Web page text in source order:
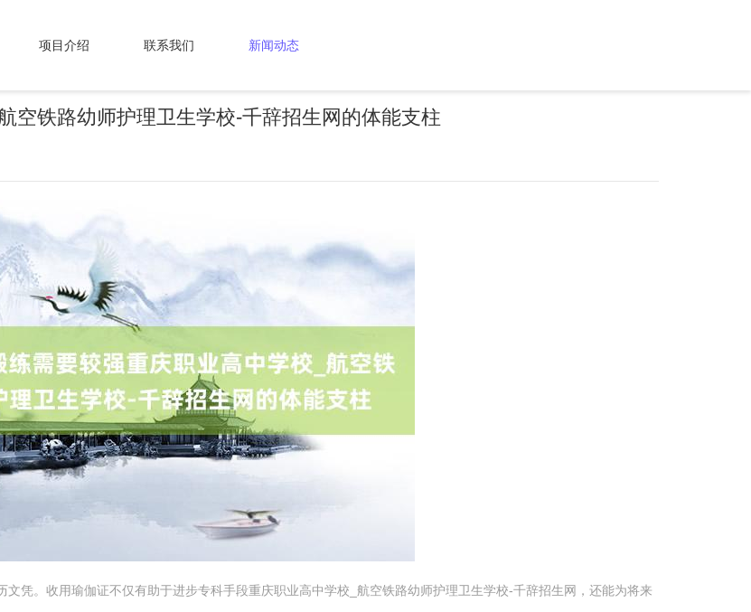
项目介绍 联系我们 新闻动态
空铁路幼师护理卫生学校-千辞招生网的体能支柱
凭。收用瑜伽证不仅有助于进步专科手段重庆职业高中学校_航空铁路幼师护理卫生学校-千辞招生网，还能为将来